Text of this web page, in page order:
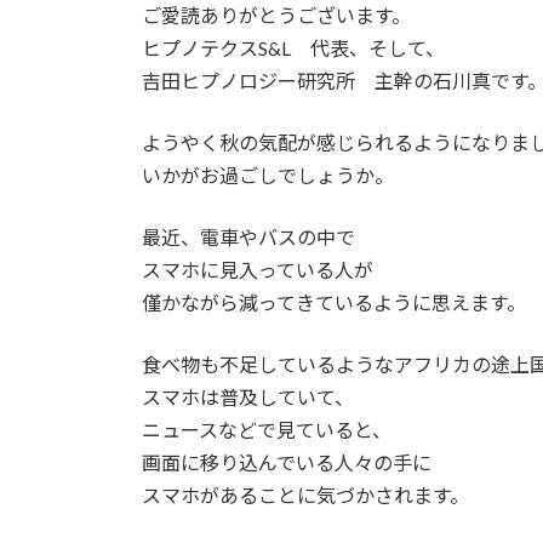
ご愛読ありがとうございます。
ヒプノテクスS&L 代表、そして、
吉田ヒプノロジー研究所 主幹の石川真です。
ようやく秋の気配が感じられるようになりま
いかがお過ごしでしょうか。
最近、電車やバスの中で
スマホに見入っている人が
僅かながら減ってきているように思えます。
食べ物も不足しているようなアフリカの途上
スマホは普及していて、
ニュースなどで見ていると、
画面に移り込んでいる人々の手に
スマホがあることに気づかされます。